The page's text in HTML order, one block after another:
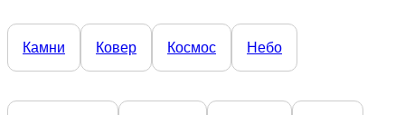
Камни Ковер Космос Небо